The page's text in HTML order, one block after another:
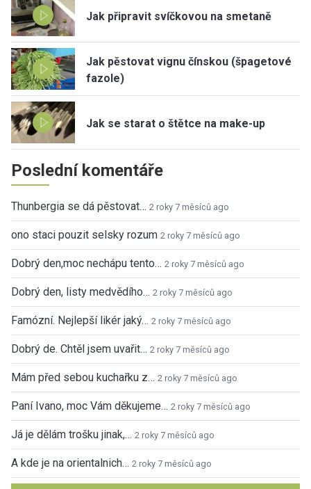
Jak připravit svíčkovou na smetaně
Jak pěstovat vignu čínskou (špagetové
fazole)
Jak se starat o štětce na make-up
Poslední komentáře
Thunbergia se dá pěstovat… 2 roky 7 měsíců ago
ono staci pouzit selsky rozum 2 roky 7 měsíců ago
Dobrý den,moc nechápu tento… 2 roky 7 měsíců ago
Dobrý den, listy medvědího… 2 roky 7 měsíců ago
Famózní. Nejlepší likér jaký… 2 roky 7 měsíců ago
Dobrý de. Chtěl jsem uvařit… 2 roky 7 měsíců ago
Mám před sebou kuchařku z… 2 roky 7 měsíců ago
Paní Ivano, moc Vám děkujeme… 2 roky 7 měsíců ago
Já je dělám trošku jinak,… 2 roky 7 měsíců ago
A kde je na orientalnich… 2 roky 7 měsíců ago